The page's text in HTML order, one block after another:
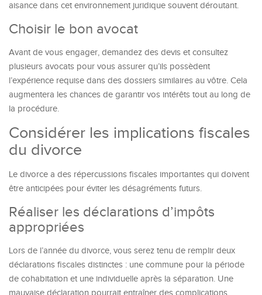
aisance dans cet environnement juridique souvent déroutant.
Choisir le bon avocat
Avant de vous engager, demandez des devis et consultez
plusieurs avocats pour vous assurer qu’ils possèdent
l’expérience requise dans des dossiers similaires au vôtre. Cela
augmentera les chances de garantir vos intérêts tout au long de
la procédure.
Considérer les implications fiscales
du divorce
Le divorce a des répercussions fiscales importantes qui doivent
être anticipées pour éviter les désagréments futurs.
Réaliser les déclarations d’impôts
appropriées
Lors de l’année du divorce, vous serez tenu de remplir deux
déclarations fiscales distinctes : une commune pour la période
de cohabitation et une individuelle après la séparation. Une
mauvaise déclaration pourrait entraîner des complications